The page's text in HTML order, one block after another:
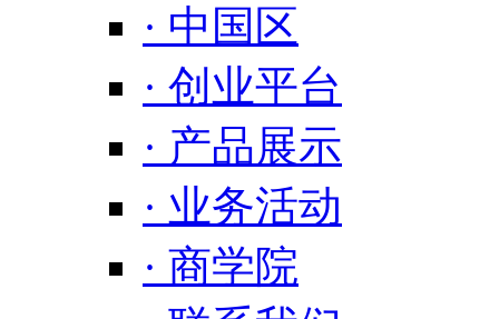
· 中国区
· 创业平台
· 产品展示
· 业务活动
· 商学院